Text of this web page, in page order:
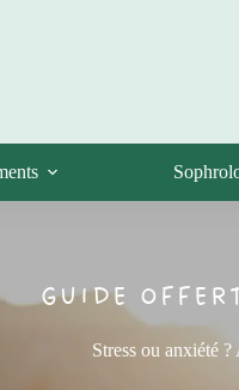
GUIDE
Stress ou anxiété